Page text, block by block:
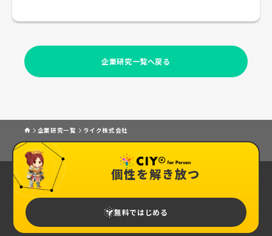
企業研究一覧へ戻る
企業研究一覧 ライク株式会社
個性を解き放つ
無料ではじめる